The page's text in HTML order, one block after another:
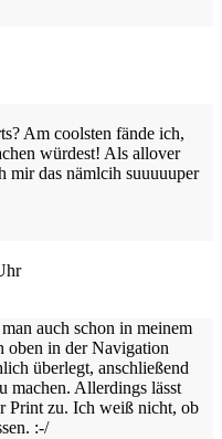
Am coolsten fände ich,
würdest! Als allover
das nämlcih suuuuuper
auch schon in meinem
oben in der Navigation
überlegt, anschließend
machen. Allerdings lässt
Print zu. Ich weiß nicht, ob
:-/